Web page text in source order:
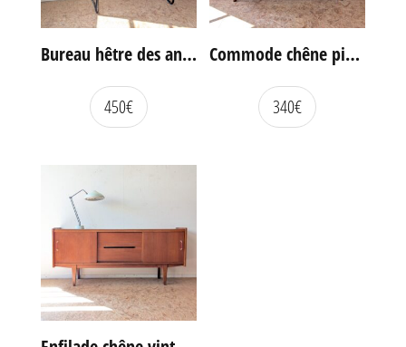
Bureau hêtre des années 60
450€
Commode chêne pieds compas vintage
340€